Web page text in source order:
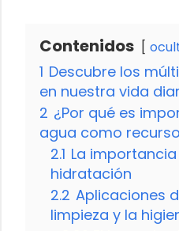
Contenidos
1 Descubre los
en nuestra vida
2 ¿Por qué es
agua como
2.1 La
hidratación
2.2 Aplicaciones
limpieza y la